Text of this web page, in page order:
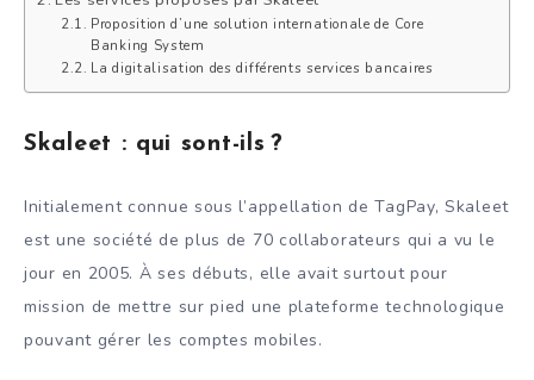
Proposition d’une solution internationale de Core
Banking System
La digitalisation des différents services bancaires
Skaleet : qui sont-ils ?
Initialement connue sous l’appellation de TagPay, Skaleet
est une société de plus de 70 collaborateurs qui a vu le
jour en 2005. À ses débuts, elle avait surtout pour
mission de mettre sur pied une plateforme technologique
pouvant gérer les comptes mobiles.